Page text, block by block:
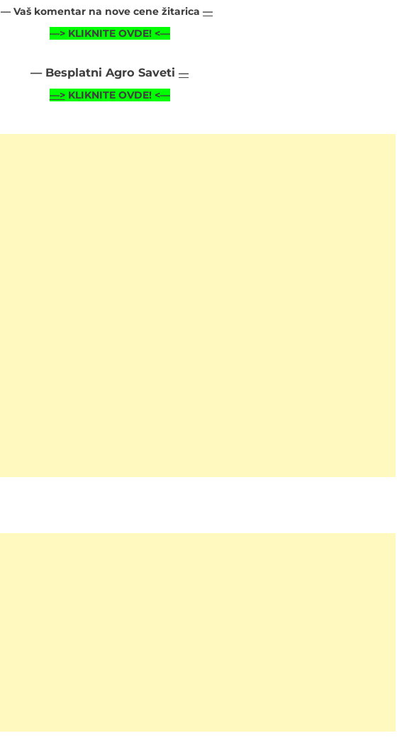
— Vaš komentar na nove cene žitarica—
—> KLIKNITE OVDE! <—
— Besplatni Agro Saveti—
—> KLIKNITE OVDE! <—